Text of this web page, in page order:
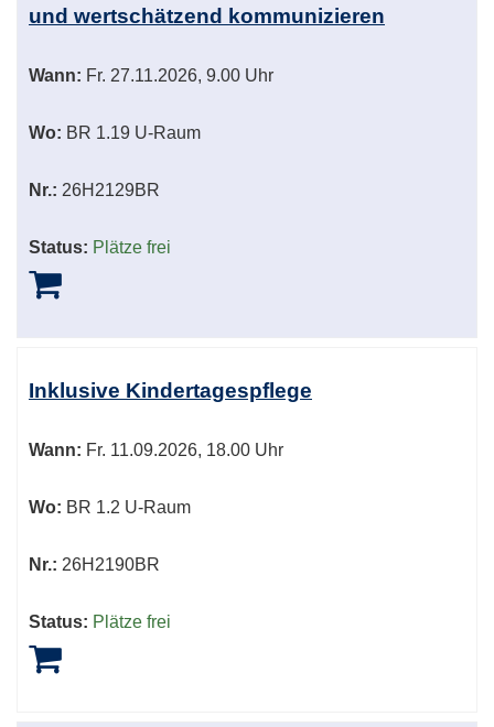
und wertschätzend kommunizieren
Wann: Fr. 27.11.2026, 9.00 Uhr
Wo: BR 1.19 U-Raum
Nr.: 26H2129BR
Status: Plätze frei
Inklusive Kindertagespflege
Wann: Fr. 11.09.2026, 18.00 Uhr
Wo: BR 1.2 U-Raum
Nr.: 26H2190BR
Status: Plätze frei